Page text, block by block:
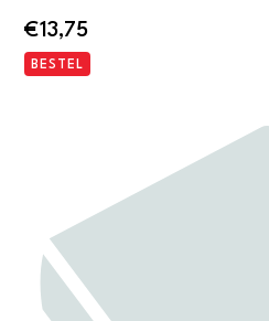
€13,75
BESTEL